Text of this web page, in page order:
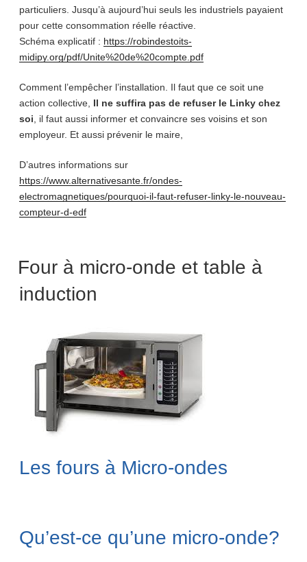
particuliers. Jusqu’à aujourd’hui seuls les industriels payaient
pour cette consommation réelle réactive.
Schéma explicatif : https://robindestoits-
midipy.org/pdf/Unite%20de%20compte.pdf
Comment l’empêcher l’installation. Il faut que ce soit une
action collective, Il ne suffira pas de refuser le Linky chez
soi , il faut aussi informer et convaincre ses voisins et son
employeur. Et aussi prévenir le maire,
D’autres informations sur
https://www.alternativesante.fr/ondes-
electromagnetiques/pourquoi-il-faut-refuser-linky-le-nouveau-
compteur-d-edf
Four à micro-onde et table à
induction
Les fours à Micro-ondes
Qu’est-ce qu’une micro-onde?